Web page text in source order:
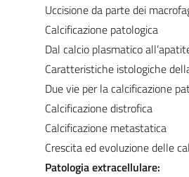
Uccisione da parte dei
Calcificazione patologica
Dal calcio plasmatico
Caratteristiche istologiche
Due vie per la calcificazione
Calcificazione distrofica
Calcificazione metastatica
Crescita ed evoluzione delle
Patologia extracellulare: